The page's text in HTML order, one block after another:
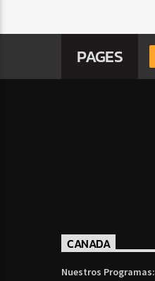
PAGES
CANADA
Nuestros Programas: